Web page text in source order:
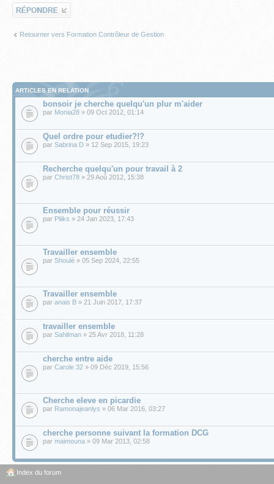
Répondre
Retourner vers Formation Contrôleur de Gestion
ARTICLES EN RELATION
bonsoir je cherche quelqu'un plur m'aider
par Monia28 » 09 Oct 2012, 01:14
Quel ordre pour etudier?!?
par Sabrina D » 12 Sep 2015, 19:23
Recherche quelqu'un pour travail à 2
par Christ78 » 29 Aoû 2012, 15:38
Ensemble pour réussir
par Pliiks » 24 Jan 2023, 17:43
Travailler ensemble
par Shoulé » 05 Sep 2024, 22:55
Travailler ensemble
par anais B » 21 Juin 2017, 17:37
travailler ensemble
par Sahilman » 25 Avr 2018, 11:28
cherche entre aide
par Carole 32 » 09 Déc 2019, 15:56
Cherche eleve en picardie
par Ramonajeanlys » 06 Mar 2016, 03:27
cherche personne suivant la formation DCG
par maimouna » 09 Mar 2013, 02:58
Index du forum